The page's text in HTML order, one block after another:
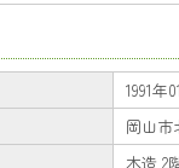
1991年
岡山市
木造 2